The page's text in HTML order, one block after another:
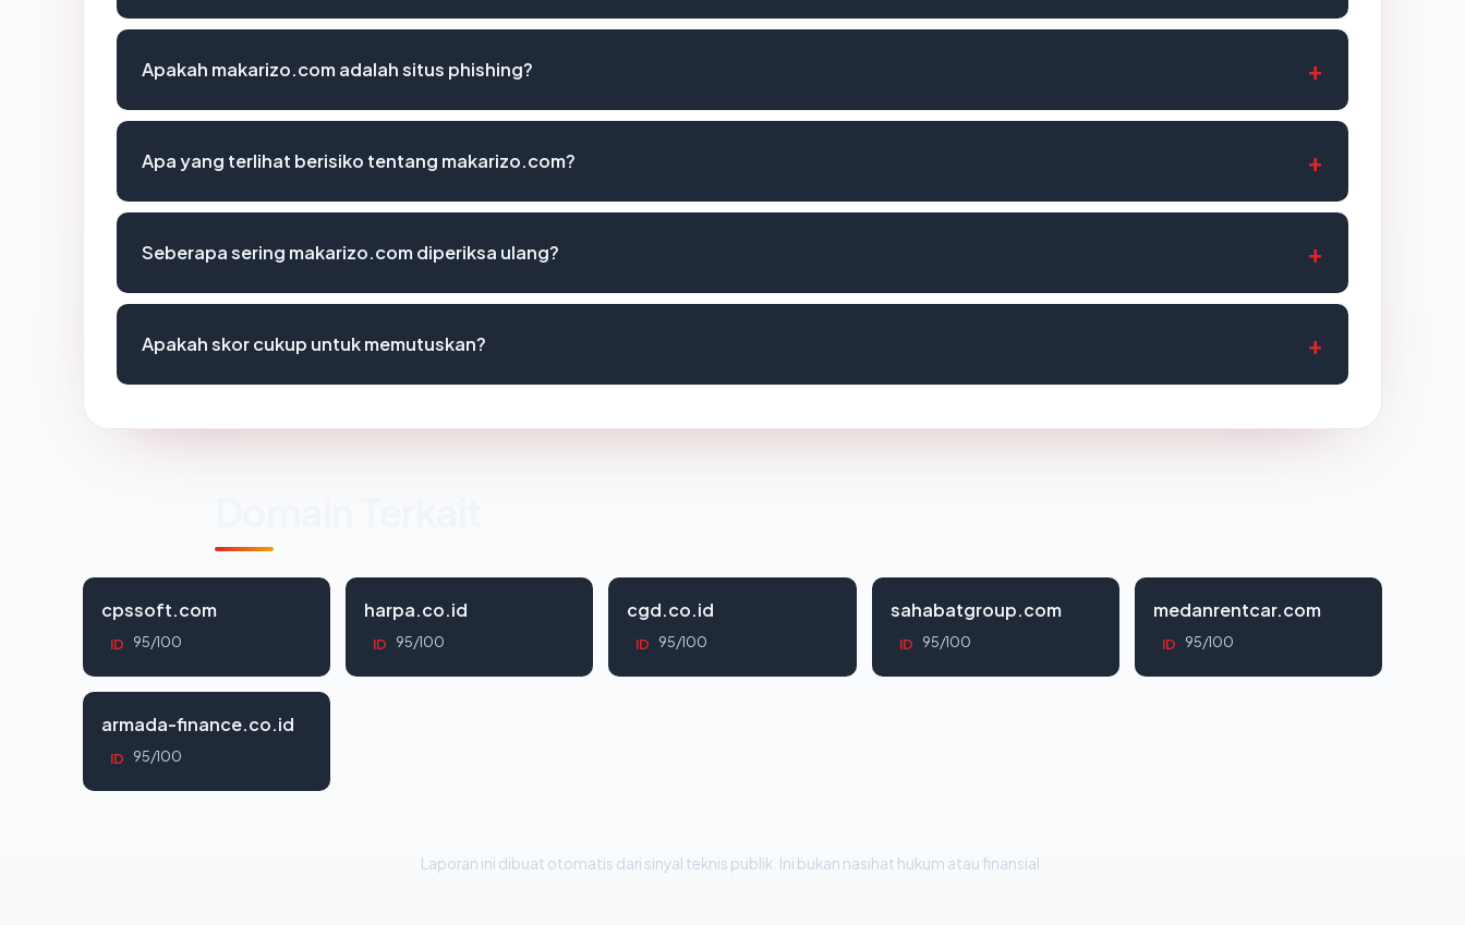
Apakah makarizo.com adalah situs phishing?
Apa yang terlihat berisiko tentang makarizo.com?
Seberapa sering makarizo.com diperiksa ulang?
Apakah skor cukup untuk memutuskan?
cpssoft.com
ID 95/100
harpa.co.id
ID 95/100
cgd.co.id
ID 95/100
sahabatgroup.com
ID 95/100
medanrentcar.com
ID 95/100
armada-finance.co.id
ID 95/100
Laporan ini dibuat otomatis dari sinyal teknis publik. Ini bukan nasihat hukum atau finansial.